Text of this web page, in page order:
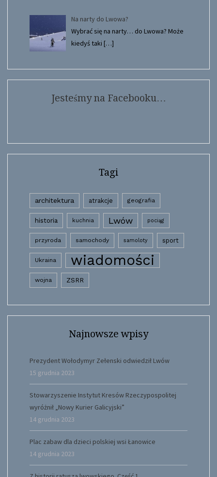
Na narty do Lwowa?
Wybrać się na narty… do Lwowa? Może
kiedyś taki […]
Jesteśmy na Facebooku…
Tagi
architektura atrakcje geografia
historia kuchnia Lwów pociąg
przyroda samochody samoloty sport
Ukraina wiadomości
wojna ZSRR
Najnowsze wpisy
Prezydent Wołodymyr Zełenski odwiedził Lwów
15 grudnia 2023
Stowarzyszenie Instytut Kresów Rzeczypospolitej
wyróżnił „Nowy Kurier Galicyjski”
14 grudnia 2023
Plac zabaw dla dzieci polskiej wsi Łanowice
14 grudnia 2023